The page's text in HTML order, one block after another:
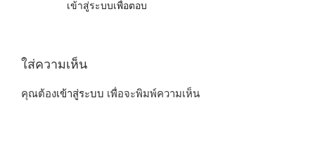
เข้าสู่ระบบเพื่อตอบ
ใส่ความเห็น
คุณต้องเข้าสู่ระบบ เพื่อจะพิมพ์ความเห็น